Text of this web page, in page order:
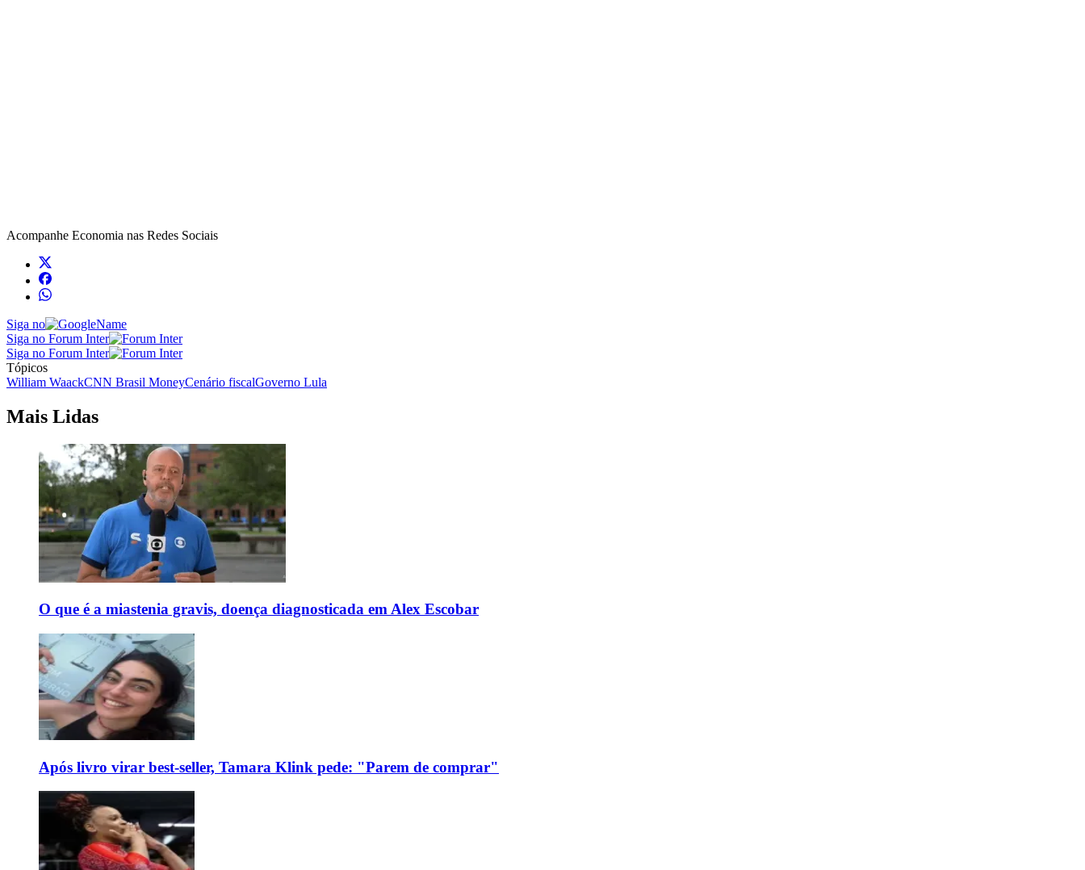
Acompanhe Economia nas Redes Sociais
Siga no
Siga no Forum Inter
Siga no Forum Inter
Tópicos
William WaackCNN Brasil MoneyCenário fiscalGoverno Lula
Mais Lidas
O que é a miastenia gravis, doença diagnosticada em Alex Escobar
Após livro virar best-seller, Tamara Klink pede: "Parem de comprar"